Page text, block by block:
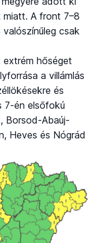
miatt. A front 7–8
csak
extrém hőséget
a villámlás
és
7-én elsőfokú
Borsod-Abaúj-
Heves és Nógrád